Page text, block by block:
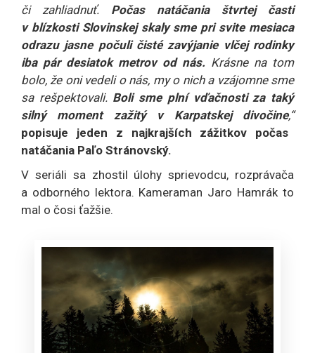
či zahliadnuť. Počas natáčania štvrtej časti
v blízkosti Slovinskej skaly sme pri svite mesiaca
odrazu jasne počuli čisté zavýjanie vlčej rodinky
iba pár desiatok metrov od nás. Krásne na tom
bolo, že oni vedeli o nás, my o nich a vzájomne sme
sa rešpektovali. Boli sme plní vďačnosti za taký
silný moment zažitý v Karpatskej divočine,“
popisuje jeden z najkrajších zážitkov počas
natáčania Paľo Stránovský.
V seriáli sa zhostil úlohy sprievodcu, rozprávača
a odborného lektora. Kameraman Jaro Hamrák to
mal o čosi ťažšie.